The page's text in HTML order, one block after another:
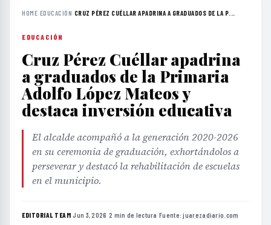
HOME›EDUCACIÓN› CRUZ PÉREZ CUÉLLAR APADRINA A GRADUADOS DE LA P...
EDUCACIÓN
Cruz Pérez Cuéllar apadrina
a graduados de la Primaria
Adolfo López Mateos y
destaca inversión educativa
El alcalde acompañó a la generación 2020-2026
en su ceremonia de graduación, exhortándolos a
perseverar y destacó la rehabilitación de escuelas
en el municipio.
EDITORIAL TEAM·Jun 3, 2026 ·2 min de lectura ·Fuente:juarezadiario.com